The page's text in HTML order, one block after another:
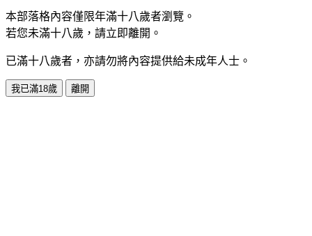
本部落格內容僅限年滿十八歲者瀏覽。
若您未滿十八歲，請立即離開。
已滿十八歲者，亦請勿將內容提供給未成年人士。
我已滿18歲 離開